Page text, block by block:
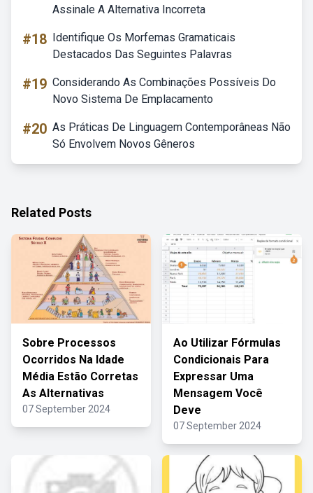
Assinale A Alternativa Incorreta
#18 Identifique Os Morfemas Gramaticais
Destacados Das Seguintes Palavras
#19 Considerando As Combinações Possíveis Do
Novo Sistema De Emplacamento
#20 As Práticas De Linguagem Contemporâneas Não
Só Envolvem Novos Gêneros
Related Posts
Sobre Processos
Ocorridos Na Idade
Média Estão Corretas
As Alternativas
07 September 2024
Ao Utilizar Fórmulas
Condicionais Para
Expressar Uma
Mensagem Você
Deve
07 September 2024